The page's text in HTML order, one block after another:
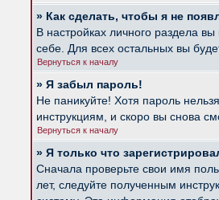
» Как сделать, чтобы я не
В настройках личного раздела
себе. Для всех остальных вы
Вернуться к началу
» Я забыл пароль!
Не паникуйте! Хотя пароль
инструкциям, и скоро вы снова
Вернуться к началу
» Я только что
Сначала проверьте свои имя
лет, следуйте полученным